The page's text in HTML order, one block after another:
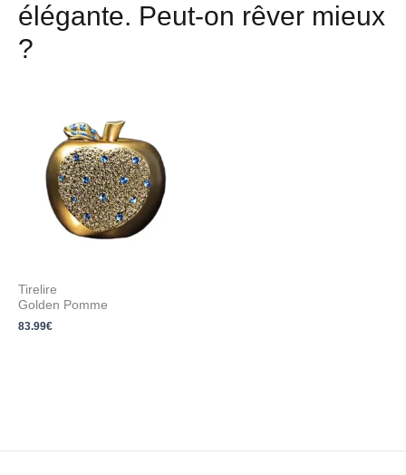
élégante. Peut-on rêver mieux
?
Tirelire
Golden Pomme
83.99€